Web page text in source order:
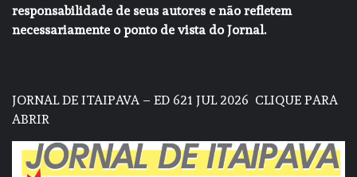
responsabilidade de seus autores e não refletem
necessariamente o ponto de vista do Jornal.
JORNAL DE ITAIPAVA – ED 621 JUL 2026 CLIQUE PARA
ABRIR